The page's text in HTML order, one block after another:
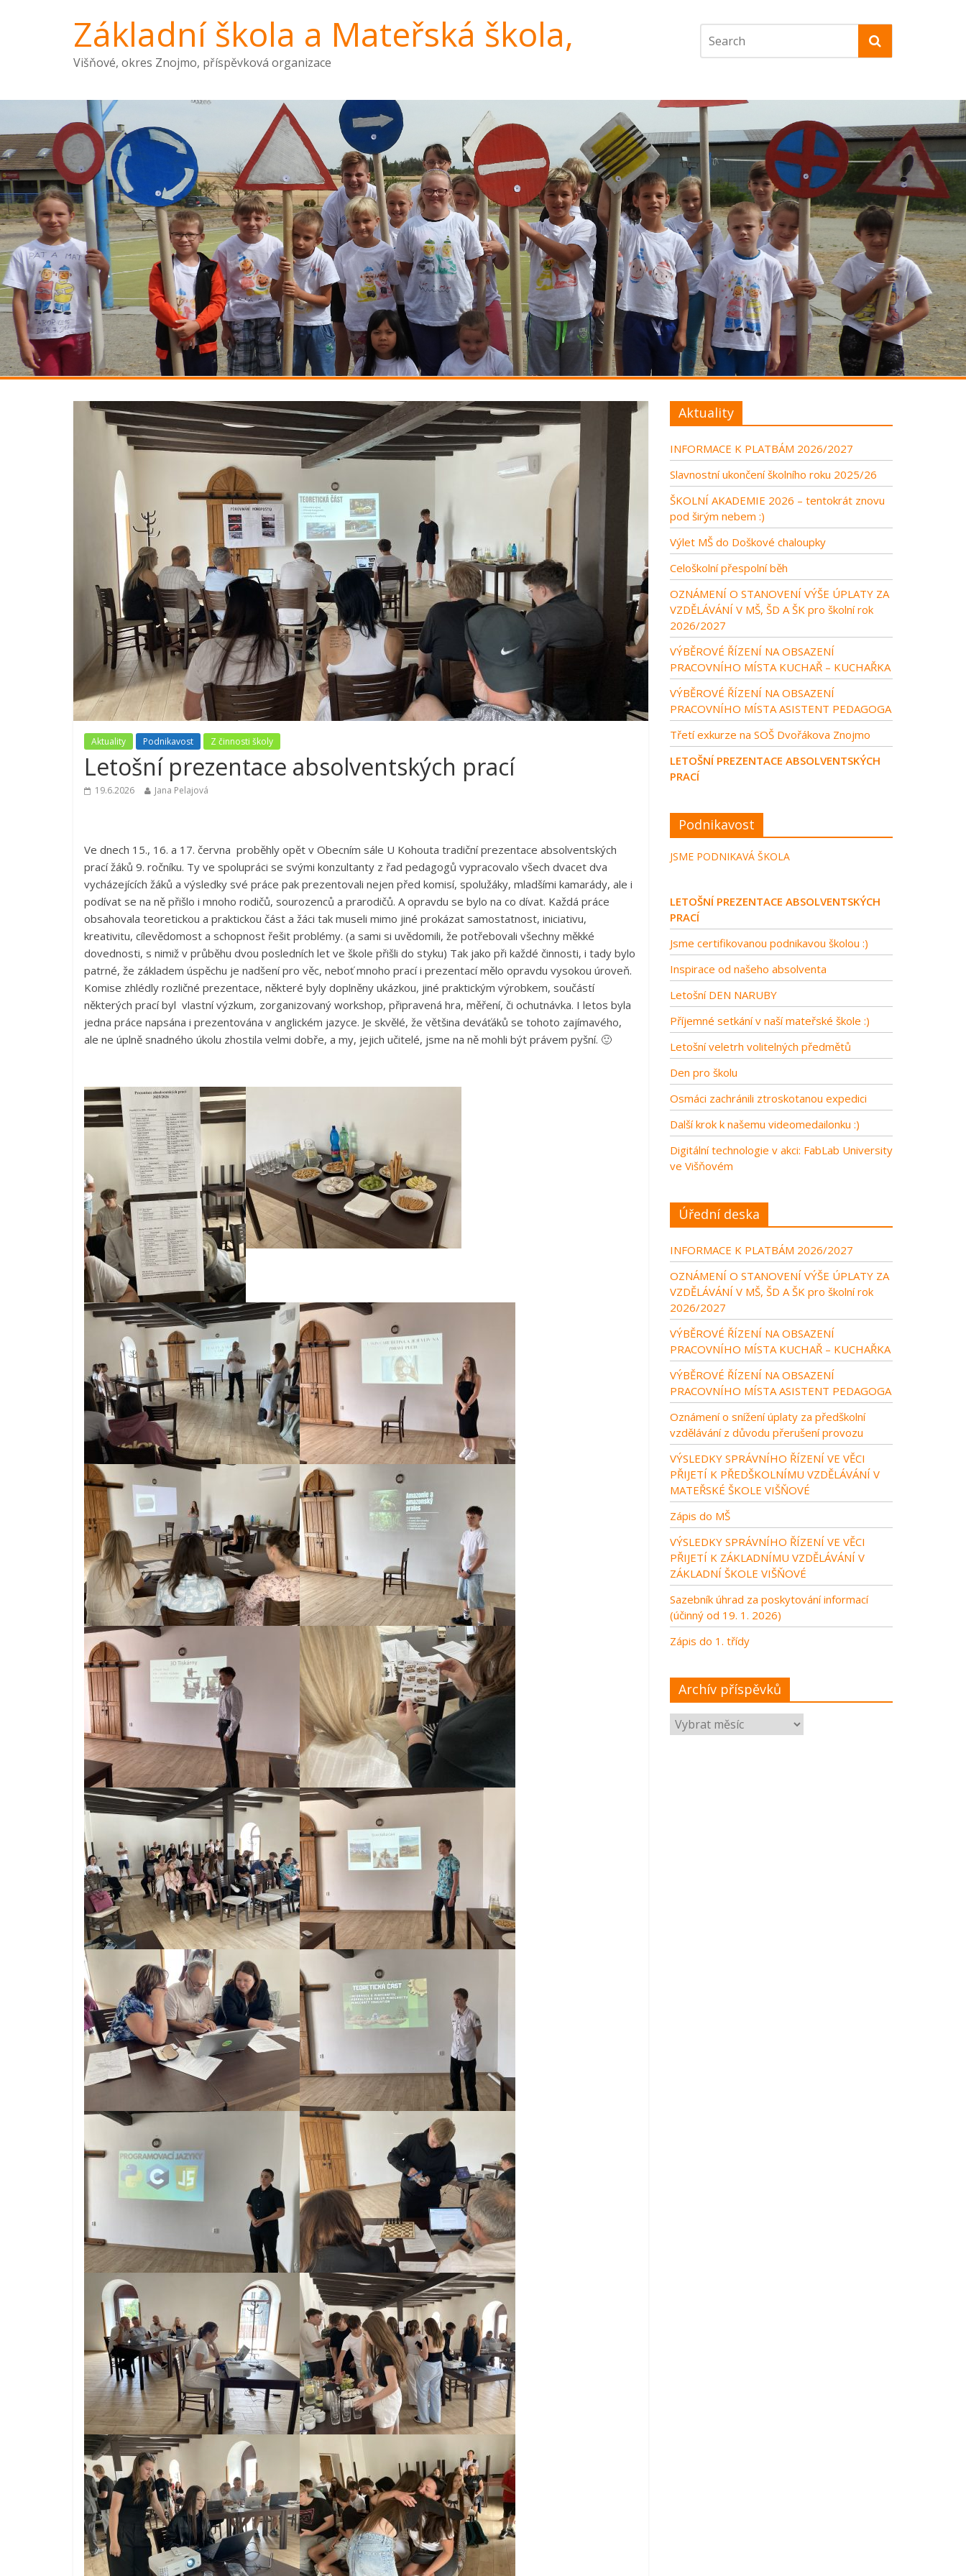
Základní škola a Mateřská škola,
Višňové, okres Znojmo, příspěvková organizace
Aktuality Podnikavost Z činnosti školy
Letošní prezentace absolventských prací
19.6.2026 Jana Pelajová
Ve dnech 15., 16. a 17. června proběhly opět v Obecním sále U Kohouta tradiční prezentace absolventských
prací žáků 9. ročníku. Ty ve spolupráci se svými konzultanty z řad pedagogů vypracovalo všech dvacet dva
vycházejících žáků a výsledky své práce pak prezentovali nejen před komisí, spolužáky, mladšími kamarády, ale i
podívat se na ně přišlo i mnoho rodičů, sourozenců a prarodičů. A opravdu se bylo na co dívat. Každá práce
obsahovala teoretickou a praktickou část a žáci tak museli mimo jiné prokázat samostatnost, iniciativu,
kreativitu, cílevědomost a schopnost řešit problémy. (a sami si uvědomili, že potřebovali všechny měkké
dovednosti, s nimiž v průběhu dvou posledních let ve škole přišli do styku) Tak jako při každé činnosti, i tady bylo
patrné, že základem úspěchu je nadšení pro věc, neboť mnoho prací i prezentací mělo opravdu vysokou úroveň.
Komise zhlédly rozličné prezentace, některé byly doplněny ukázkou, jiné praktickým výrobkem, součástí
některých prací byl vlastní výzkum, zorganizovaný workshop, připravená hra, měření, či ochutnávka. I letos byla
jedna práce napsána i prezentována v anglickém jazyce. Je skvělé, že většina deváťáků se tohoto zajímavého,
ale ne úplně snadného úkolu zhostila velmi dobře, a my, jejich učitelé, jsme na ně mohli být právem pyšní. 🙂
Aktuality
INFORMACE K PLATBÁM 2026/2027
Slavnostní ukončení školního roku 2025/26
ŠKOLNÍ AKADEMIE 2026 – tentokrát znovu
pod širým nebem :)
Výlet MŠ do Doškové chaloupky
Celoškolní přespolní běh
OZNÁMENÍ O STANOVENÍ VÝŠE ÚPLATY ZA
VZDĚLÁVÁNÍ V MŠ, ŠD A ŠK pro školní rok
2026/2027
VÝBĚROVÉ ŘÍZENÍ NA OBSAZENÍ
PRACOVNÍHO MÍSTA KUCHAŘ – KUCHAŘKA
VÝBĚROVÉ ŘÍZENÍ NA OBSAZENÍ
PRACOVNÍHO MÍSTA ASISTENT PEDAGOGA
Třetí exkurze na SOŠ Dvořákova Znojmo
LETOŠNÍ PREZENTACE ABSOLVENTSKÝCH
PRACÍ
Podnikavost
JSME PODNIKAVÁ ŠKOLA
LETOŠNÍ PREZENTACE ABSOLVENTSKÝCH
PRACÍ
Jsme certifikovanou podnikavou školou :)
Inspirace od našeho absolventa
Letošní DEN NARUBY
Příjemné setkání v naší mateřské škole :)
Letošní veletrh volitelných předmětů
Den pro školu
Osmáci zachránili ztroskotanou expedici
Další krok k našemu videomedailonku :)
Digitální technologie v akci: FabLab University
ve Višňovém
Úřední deska
INFORMACE K PLATBÁM 2026/2027
OZNÁMENÍ O STANOVENÍ VÝŠE ÚPLATY ZA
VZDĚLÁVÁNÍ V MŠ, ŠD A ŠK pro školní rok
2026/2027
VÝBĚROVÉ ŘÍZENÍ NA OBSAZENÍ
PRACOVNÍHO MÍSTA KUCHAŘ – KUCHAŘKA
VÝBĚROVÉ ŘÍZENÍ NA OBSAZENÍ
PRACOVNÍHO MÍSTA ASISTENT PEDAGOGA
Oznámení o snížení úplaty za předškolní
vzdělávání z důvodu přerušení provozu
VÝSLEDKY SPRÁVNÍHO ŘÍZENÍ VE VĚCI
PŘIJETÍ K PŘEDŠKOLNÍMU VZDĚLÁVÁNÍ V
MATEŘSKÉ ŠKOLE VIŠŇOVÉ
Zápis do MŠ
VÝSLEDKY SPRÁVNÍHO ŘÍZENÍ VE VĚCI
PŘIJETÍ K ZÁKLADNÍMU VZDĚLÁVÁNÍ V
ZÁKLADNÍ ŠKOLE VIŠŇOVÉ
Sazebník úhrad za poskytování informací
(účinný od 19. 1. 2026)
Zápis do 1. třídy
Archív příspěvků